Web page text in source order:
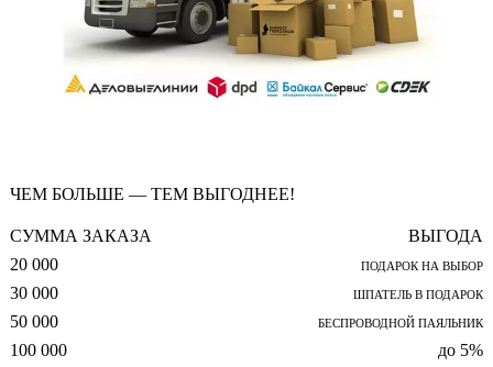
ЧЕМ БОЛЬШЕ — ТЕМ ВЫГОДНЕЕ!
СУММА ЗАКАЗА
ВЫГОДА
20 000
ПОДАРОК НА ВЫБОР
30 000 ШПАТЕЛЬ В ПОДАРОК
50 000 БЕСПРОВОДНОЙ ПАЯЛЬНИК
100 000 до 5%